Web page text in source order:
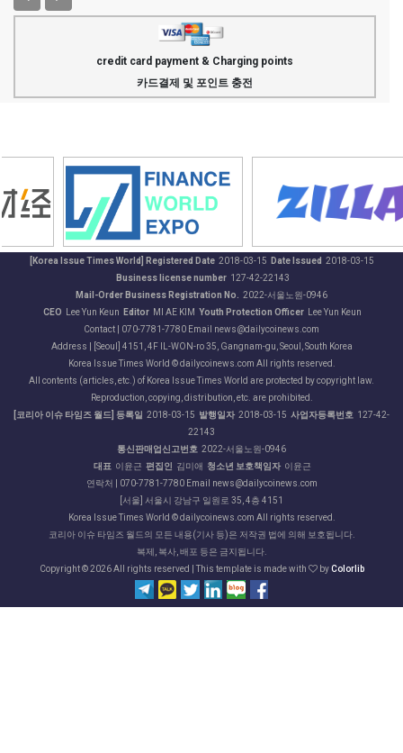
credit card payment & Charging points
카드결제 및 포인트 충전
[Korea Issue Times World] Registered Date2018-03-15 Date Issued 2018-03-15
Business license number127-42-22143
Mail-Order Business Registration No.
2022-서울노원-0946
CEO Lee Yun Keun Editor MI AE KIM Youth Protection Officer Lee Yun Keun
Contact | 070-7781-7780 Email news@dailycoinews.com
Address | [Seoul] 4151, 4F IL-WON-ro 35, Gangnam-gu, Seoul, South Korea
Korea Issue Times World © dailycoinews.com All rights reserved.
All contents (articles, etc.) of Korea Issue Times World are protected by copyright law.
Reproduction, copying, distribution, etc. are prohibited.
[코리아 이슈 타임즈 월드] 등록일 2018-03-15 발행일자 2018-03-15 사업자등록번호 127-42-
22143
통신판매업신고번호 2022-서울노원-0946
대표 이윤근 편집인 김미애 청소년 보호책임자 이윤근
연락처 | 070-7781-7780 Email news@dailycoinews.com
[서울] 서울시 강남구 일원로 35, 4층 4151
Korea Issue Times World © dailycoinews.com All rights reserved.
코리아 이슈 타임즈 월드의 모든 내용(기사 등)은 저작권 법에 의해 보호됩니다.
복제, 복사, 배포 등은 금지됩니다.
Copyright ©2026 All rights reserved | This template is made with byColorlib